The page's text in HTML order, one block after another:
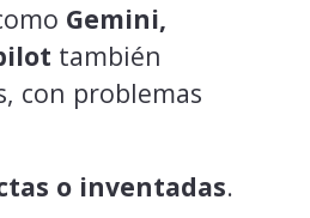
Gemini,
también
con problemas
o inventadas.